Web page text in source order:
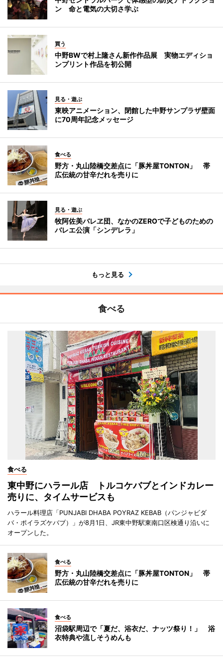
ン 命と電気の大切さ学ぶ
買う
中野BWで村上隆さん新作作品展 実物エディショ
ンプリント作品を初公開
見る・遊ぶ
東映アニメーション、閉館した中野サンプラザ壁面
に70周年記念メッセージ
食べる
野方・丸山陸橋交差点に「豚丼屋TONTON」 帯
広伝統の甘辛だれを売りに
見る・遊ぶ
牧阿佐美バレヱ団、なかのZEROで子どものための
バレエ公演「シンデレラ」
もっと見る
食べる
食べる
東中野にハラール店 トルコケバブとインドカレー
売りに、タイムサービスも
ハラール料理店「PUNJABI DHABA POYRAZ KEBAB（パンジャビダ
バ・ポイラズケバブ）」が8月1日、JR東中野駅東南口区検通り沿いに
オープンした。
食べる
野方・丸山陸橋交差点に「豚丼屋TONTON」 帯
広伝統の甘辛だれを売りに
食べる
沼袋駅周辺で「夏だ、浴衣だ、ナッツ祭り！」 浴
衣特典や流しそうめんも